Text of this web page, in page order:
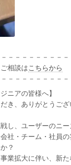
－－－－－－－－－
相談はこちらから
－－－－－－－－－
ニアの皆様へ】
き、ありがとうござ
し、ユーザーのニ
社・チーム・社員の
？
業拡大に伴い、新